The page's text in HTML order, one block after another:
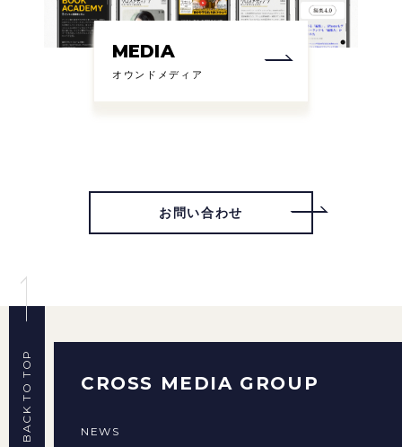
MEDIA
オウンドメディア
お問い合わせ
BACK TO TOP CROSS MEDIA GROUP
NEWS